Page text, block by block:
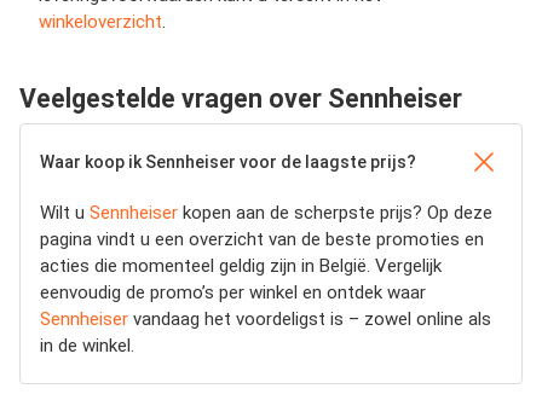
winkeloverzicht.
Veelgestelde vragen over Sennheiser
Waar koop ik Sennheiser voor de laagste prijs?
Wilt u Sennheiser kopen aan de scherpste prijs? Op deze
pagina vindt u een overzicht van de beste promoties en
acties die momenteel geldig zijn in België. Vergelijk
eenvoudig de promo’s per winkel en ontdek waar
Sennheiser vandaag het voordeligst is – zowel online als
in de winkel.